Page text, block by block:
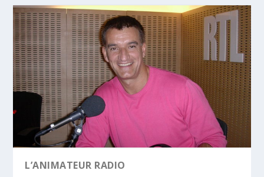
L’ANIMATEUR RADIO